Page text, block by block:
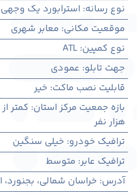
نوع رسانه: استرابورد یک وجهی
موقعیت مکانی: معابر شهری
نوع کمپین:
ATL
جهت تابلو: عمودی
قابلیت نصب ماکت: خیر
بازه جمعیت مرکز استان: کمتر از ۳۰۰ هزار نفر
هزار نفر
ترافیک خودرو: خیلی سنگین
ترافیک عابر: متوسط
آدرس: خراسان شمالی، بجنورد،